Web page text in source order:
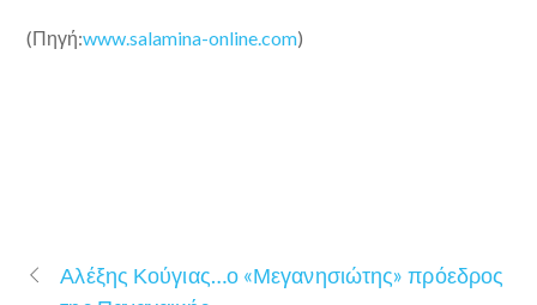
(Πηγή:www.salamina-online.com)
Αλέξης Κούγιας…ο «Μεγανησιώτης» πρόεδρος